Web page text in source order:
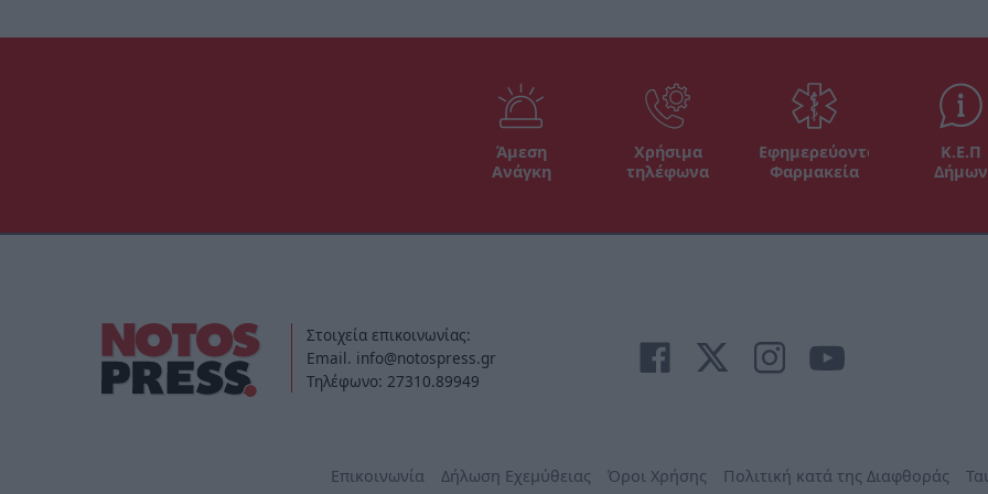
Άμεση
Ανάγκη
Χρήσιμα
τηλέφωνα
Εφημερεύοντα
Φαρμακεία
Κ.Ε.Π
Δήμων
Στοιχεία επικοινωνίας:
Email. info@notospress.gr
Τηλέφωνο: 27310.89949
Επικοινωνία Δήλωση Εχεμύθειας Όροι Χρήσης Πολιτική κατά της Διαφθοράς